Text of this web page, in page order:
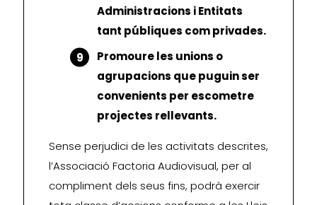
Administracions i Entitats
tant públiques com privades.
Promoure les unions o
agrupacions que puguin ser
convenients per escometre
projectes rellevants.
Sense perjudici de les activitats descrites,
l’Associació Factoria Audiovisual, per al
compliment dels seus fins, podrà exercir